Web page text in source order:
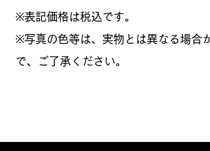
​※表記価格は税込です。
※写真の色等は、実物とは異なる場合
で、ご了承ください。